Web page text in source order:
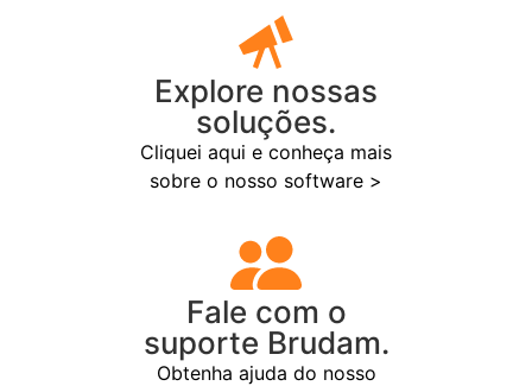
Explore nossas
soluções.
Cliquei aqui e conheça mais
sobre o nosso software >
Fale com o
suporte Brudam.
Obtenha ajuda do nosso